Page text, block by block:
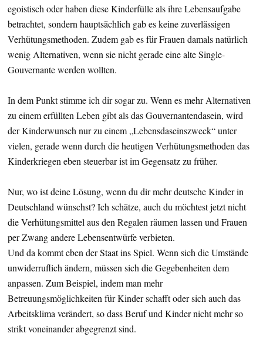
egoistisch oder haben diese Kinderfülle als ihre Lebensaufgabe
betrachtet, sondern hauptsächlich gab es keine zuverlässigen
Verhütungsmethoden. Zudem gab es für Frauen damals natürlich
wenig Alternativen, wenn sie nicht gerade eine alte Single-
Gouvernante werden wollten.
In dem Punkt stimme ich dir sogar zu. Wenn es mehr Alternativen
zu einem erfüllten Leben gibt als das Gouvernantendasein, wird
der Kinderwunsch nur zu einem „Lebensdaseinszweck“ unter
vielen, gerade wenn durch die heutigen Verhütungsmethoden das
Kinderkriegen eben steuerbar ist im Gegensatz zu früher.
Nur, wo ist deine Lösung, wenn du dir mehr deutsche Kinder in
Deutschland wünschst? Ich schätze, auch du möchtest jetzt nicht
die Verhütungsmittel aus den Regalen räumen lassen und Frauen
per Zwang andere Lebensentwürfe verbieten.
Und da kommt eben der Staat ins Spiel. Wenn sich die Umstände
unwiderruflich ändern, müssen sich die Gegebenheiten dem
anpassen. Zum Beispiel, indem man mehr
Betreuungsmöglichkeiten für Kinder schafft oder sich auch das
Arbeitsklima verändert, so dass Beruf und Kinder nicht mehr so
strikt voneinander abgegrenzt sind.